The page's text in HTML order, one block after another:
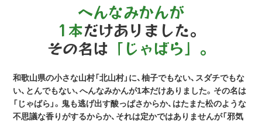
へんなみかんが
1本だけありました。
その名は 「じゃばら」。
和歌山県の小さな山村「北山村」に、柚子でもない、スダチでもな
い、とんでもない、へんなみかんが1本だけありました。その名は
「じゃばら」。鬼も逃げ出す酸っぱさからか、はたまた松のような
不思議な香りがするからか、それは定かではありませんが「邪気